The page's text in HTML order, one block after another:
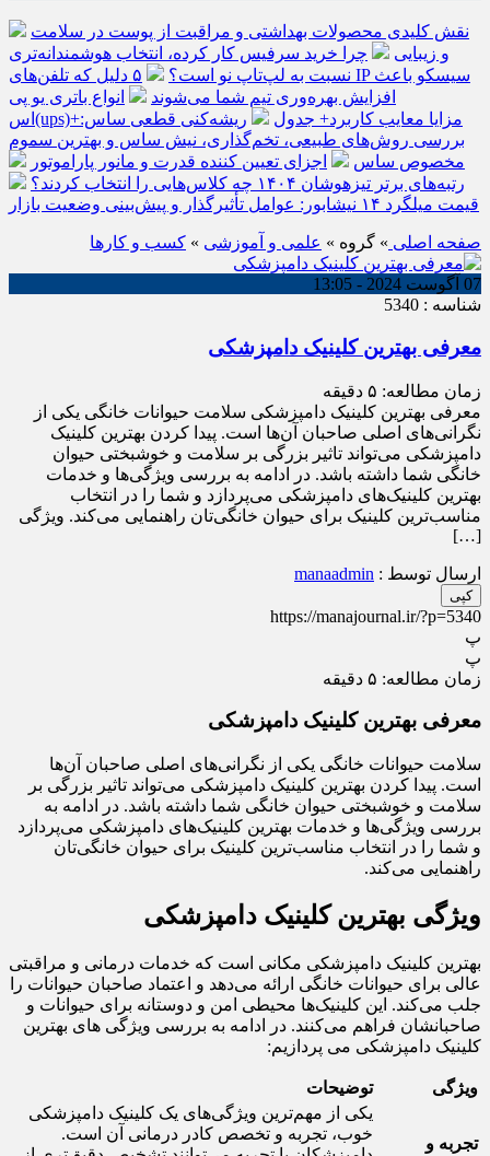
نقش کلیدی محصولات بهداشتی و مراقبت از پوست در سلامت
و زیبایی
چرا خرید سرفیس کار کرده، انتخاب هوشمندانه‌تری
نسبت به لپ‌تاپ نو است؟
۵ دلیل که تلفن‌های IP سیسکو باعث
افزایش بهره‌وری تیم شما می‌شوند
انواع باتری یو پی
اس(ups)+مزایا معایب کاربرد+ جدول
ریشه‌کنی قطعی ساس:
بررسی روش‌های طبیعی، تخم‌گذاری، نیش ساس و بهترین سموم
مخصوص ساس
اجزای تعیین کننده قدرت و مانور پاراموتور
رتبه‌های برتر تیزهوشان ۱۴۰۴ چه کلاس‌هایی را انتخاب کردند؟
قیمت میلگرد ۱۴ نیشابور: عوامل تأثیرگذار و پیش‌بینی وضعیت بازار
صفحه اصلی » گروه » علمی و آموزشی » کسب و کارها
07 آگوست 2024 - 13:05
شناسه : 5340
معرفی بهترین کلینیک دامپزشکی
زمان مطالعه: ۵ دقیقه
معرفی بهترین کلینیک دامپزشکی سلامت حیوانات خانگی یکی از
نگرانی‌های اصلی صاحبان آن‌ها است. پیدا کردن بهترین کلینیک
دامپزشکی می‌تواند تاثیر بزرگی بر سلامت و خوشبختی حیوان
خانگی شما داشته باشد. در ادامه به بررسی ویژگی‌ها و خدمات
بهترین کلینیک‌های دامپزشکی می‌پردازد و شما را در انتخاب
مناسب‌ترین کلینیک برای حیوان خانگی‌تان راهنمایی می‌کند. ویژگی‌
[…]
ارسال توسط : manaadmin
کپی
https://manajournal.ir/?p=5340
پ
پ
زمان مطالعه: ۵ دقیقه
معرفی بهترین کلینیک دامپزشکی
سلامت حیوانات خانگی یکی از نگرانی‌های اصلی صاحبان آن‌ها
است. پیدا کردن بهترین کلینیک دامپزشکی می‌تواند تاثیر بزرگی بر
سلامت و خوشبختی حیوان خانگی شما داشته باشد. در ادامه به
بررسی ویژگی‌ها و خدمات بهترین کلینیک‌های دامپزشکی می‌پردازد
و شما را در انتخاب مناسب‌ترین کلینیک برای حیوان خانگی‌تان
راهنمایی می‌کند.
ویژگی‌ بهترین کلینیک دامپزشکی
بهترین کلینیک دامپزشکی مکانی است که خدمات درمانی و مراقبتی
عالی برای حیوانات خانگی ارائه می‌دهد و اعتماد صاحبان حیوانات را
جلب می‌کند. این کلینیک‌ها محیطی امن و دوستانه برای حیوانات و
صاحبانشان فراهم می‌کنند. در ادامه به بررسی ویژگی های بهترین
کلینیک دامپزشکی می پردازیم:
ویژگی توضیحات
تجربه و
یکی از مهم‌ترین ویژگی‌های یک کلینیک دامپزشکی
خوب، تجربه و تخصص کادر درمانی آن است.